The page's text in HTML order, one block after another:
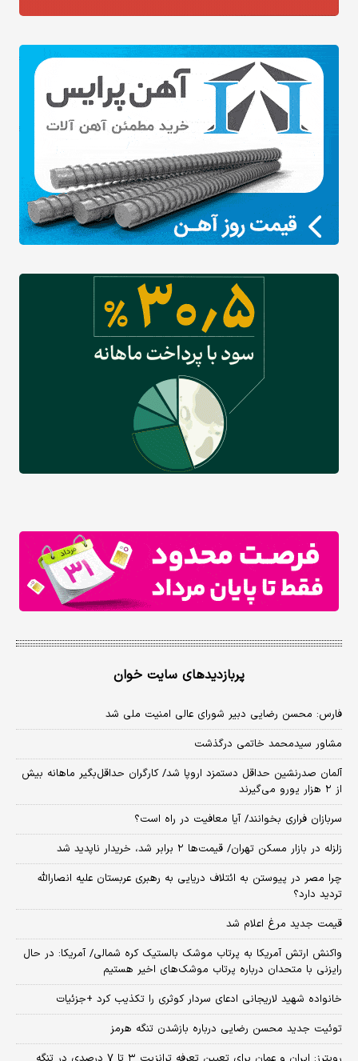
پربازدیدهای سایت خوان
فارس: محسن رضایی دبیر شورای عالی امنیت ملی شد
مشاور سیدمحمد خاتمی درگذشت
آلمان صدرنشین حداقل دستمزد اروپا شد/ کارگران حداقل‌بگیر ماهانه بیش
از ۲ هزار یورو می‌گیرند
سربازان فراری بخوانند/ آیا معافیت در راه است؟
زلزله در بازار مسکن تهران/ قیمت‌ها ۲ برابر شد، خریدار ناپدید شد
چرا مصر در پیوستن به ائتلاف دریایی به رهبری عربستان علیه انصارالله
تردید دارد؟
قیمت جدید مرغ اعلام شد
واکنش ارتش آمریکا به پرتاب موشک بالستیک کره شمالی/ آمریکا: در حال
رایزنی با متحدان درباره پرتاب موشک‌های اخیر هستیم
خانواده شهید لاریجانی ادعای سردار کوثری را تکذیب کرد +جزئیات
توئیت جدید محسن رضایی درباره بازشدن تنگه هرمز